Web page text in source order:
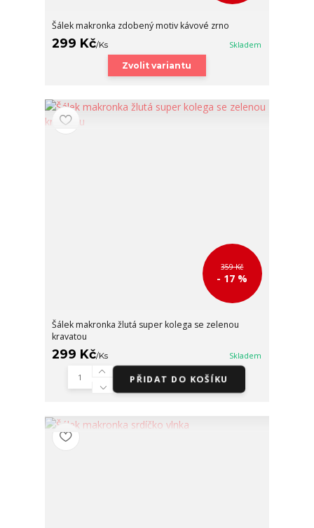
Šálek makronka zdobený motiv kávové zrno
299 Kč/Ks Skladem
Zvolit variantu
359 Kč
- 17 %
Šálek makronka žlutá super kolega se zelenou
kravatou
299 Kč/Ks Skladem
PŘIDAT DO KOŠÍKU